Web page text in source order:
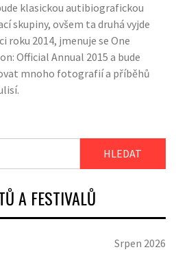
klasickou autibiografickou
skupiny, ovšem ta druhá vyjde
roku 2014, jmenuje se One
Official Annual 2015 a bude
mnoho fotografií a příběhů
A FESTIVALŮ
Srpen 2026